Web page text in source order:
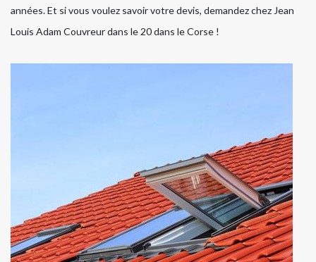
années. Et si vous voulez savoir votre devis, demandez chez Jean
Louis Adam Couvreur dans le 20 dans le Corse !